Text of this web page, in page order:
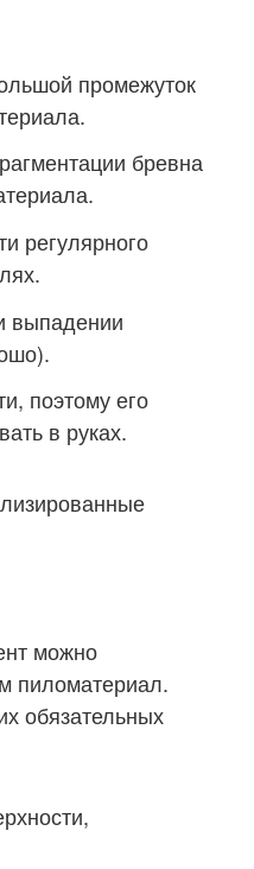
промежуток
бревна
регулярного
выпадении
поэтому его
в руках.
можно
пиломатериал.
обязательных